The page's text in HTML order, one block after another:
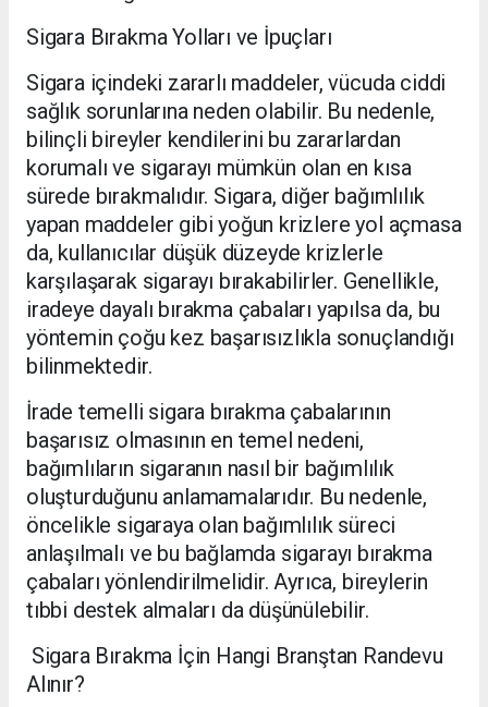
Sigara Bırakma Yolları ve İpuçları
Sigara içindeki zararlı maddeler, vücuda ciddi
sağlık sorunlarına neden olabilir. Bu nedenle,
bilinçli bireyler kendilerini bu zararlardan
korumalı ve sigarayı mümkün olan en kısa
sürede bırakmalıdır. Sigara, diğer bağımlılık
yapan maddeler gibi yoğun krizlere yol açmasa
da, kullanıcılar düşük düzeyde krizlerle
karşılaşarak sigarayı bırakabilirler. Genellikle,
iradeye dayalı bırakma çabaları yapılsa da, bu
yöntemin çoğu kez başarısızlıkla sonuçlandığı
bilinmektedir.
İrade temelli sigara bırakma çabalarının
başarısız olmasının en temel nedeni,
bağımlıların sigaranın nasıl bir bağımlılık
oluşturduğunu anlamamalarıdır. Bu nedenle,
öncelikle sigaraya olan bağımlılık süreci
anlaşılmalı ve bu bağlamda sigarayı bırakma
çabaları yönlendirilmelidir. Ayrıca, bireylerin
tıbbi destek almaları da düşünülebilir.
Sigara Bırakma İçin Hangi Branştan Randevu
Alınır?